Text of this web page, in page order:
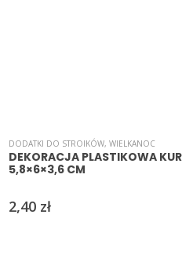
DODATKI DO STROIKÓW, WIELKANOC
DEKORACJA PLASTIKOWA
5,8×6×3,6 CM
2,40 zł